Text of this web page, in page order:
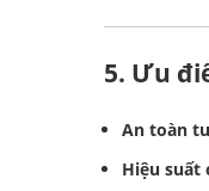
5. Ưu
An toàn
Hiệu suất